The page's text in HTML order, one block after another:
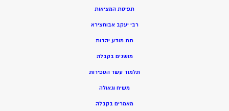
תפיסת המציאות
רבי יעקב אבוחצירא
תת מודע יהדות
מושגים בקבלה
תלמוד עשר הספירות
משיח וגאולה
מאמרים בקבלה